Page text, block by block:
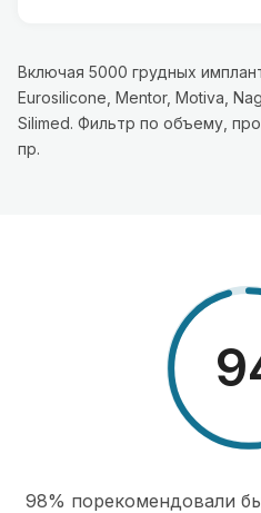
Включая 5000 грудных
Eurosilicone, Mentor, Motiva,
Silimed. Фильтр по объему,
пр.
98% порекомендовали